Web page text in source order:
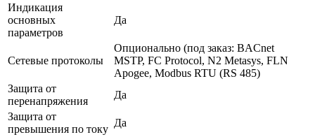
Индикация
основных
параметров
Да
Сетевые протоколы
Опционально (под заказ: BACnet
MSTP, FC Protocol, N2 Metasys, FLN
Apogee, Modbus RTU (RS 485)
Защита от
перенапряжения
Да
Защита от
превышения по току
Да